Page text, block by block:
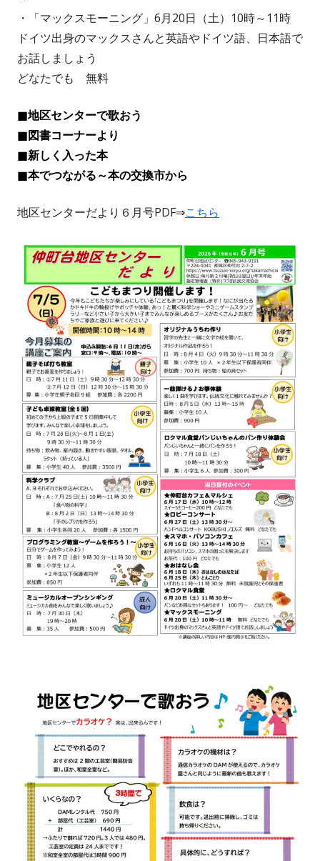
・「マックスモーニング」6月20日（土）10時～11時
ドイツ出身のマックスさんと英語やドイツ語、日本語で
お話しましょう
どなたでも 無料
■地区センターで歌おう
■図書コーナーより
■新しく入った本
■本でつながる～本の交換市から
地区センターだより６月号PDF⇒こちら